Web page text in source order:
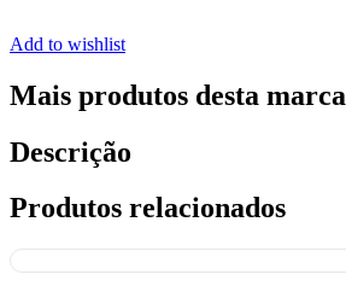
Add to wishlist
Mais produtos desta marca
Descrição
Produtos relacionados